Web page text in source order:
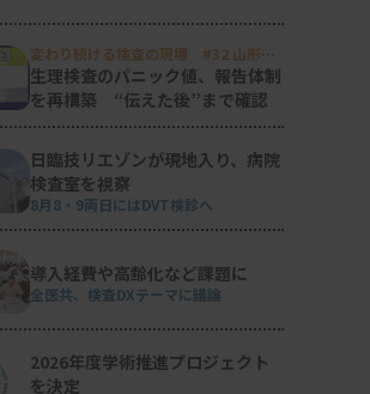
変わり続ける検査の現場 #32 山形済
生病院
生理検査のパニック値、報告体制
を再構築 “伝えた後”まで確認
日臨技リエゾンが現地入り、病院
検査室を視察
8月8・9両日にはDVT検診へ
導入経費や高齢化など課題に
全医共、検査DXテーマに議論
2026年度学術推進プロジェクト
を決定